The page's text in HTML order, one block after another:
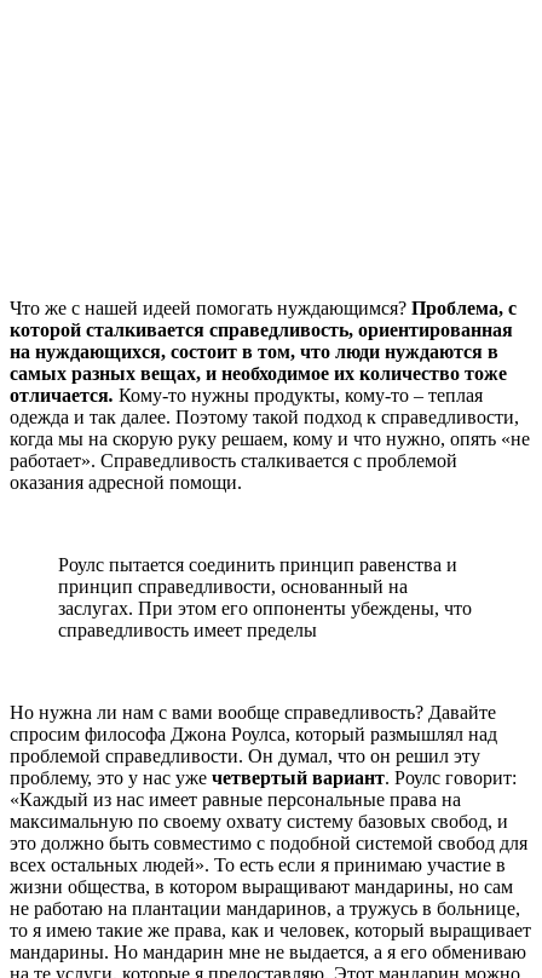
Что же с нашей идеей помогать нуждающимся? Проблема, с
которой сталкивается справедливость, ориентированная
на нуждающихся, состоит в том, что люди нуждаются в
самых разных вещах, и необходимое их количество тоже
отличается. Кому-то нужны продукты, кому-то – теплая
одежда и так далее. Поэтому такой подход к справедливости,
когда мы на скорую руку решаем, кому и что нужно, опять «не
работает». Справедливость сталкивается с проблемой
оказания адресной помощи.
Роулс пытается соединить принцип равенства и
принцип справедливости, основанный на
заслугах. При этом его оппоненты убеждены, что
справедливость имеет пределы
Но нужна ли нам с вами вообще справедливость? Давайте
спросим философа Джона Роулса, который размышлял над
проблемой справедливости. Он думал, что он решил эту
проблему, это у нас уже четвертый вариант. Роулс говорит:
«Каждый из нас имеет равные персональные права на
максимальную по своему охвату систему базовых свобод, и
это должно быть совместимо с подобной системой свобод для
всех остальных людей». То есть если я принимаю участие в
жизни общества, в котором выращивают мандарины, но сам
не работаю на плантации мандаринов, а тружусь в больнице,
то я имею такие же права, как и человек, который выращивает
мандарины. Но мандарин мне не выдается, а я его обмениваю
на те услуги, которые я предоставляю. Этот мандарин можно